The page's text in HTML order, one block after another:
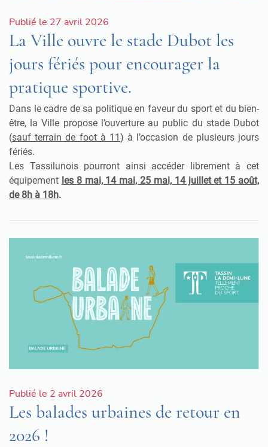
Publié le 27 avril 2026
La Ville ouvre le stade Dubot les
jours fériés pour encourager la
pratique sportive.
Dans le cadre de sa politique en faveur du sport et du bien-
être, la Ville propose l’ouverture au public du stade Dubot
(sauf terrain de foot à 11) à l’occasion de plusieurs jours
fériés.
Les Tassilunois pourront ainsi accéder librement à cet
équipement les 8 mai, 14 mai, 25 mai, 14 juillet et 15 août,
de 8h à 18h.
Publié le 2 avril 2026
Les balades urbaines de retour en
2026 !